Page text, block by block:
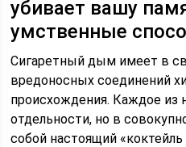
убивает вашу
умственные
Сигаретный дым имеет в
вредоносных соединений
происхождения. Каждое из
отдельности, но в
собой настоящий